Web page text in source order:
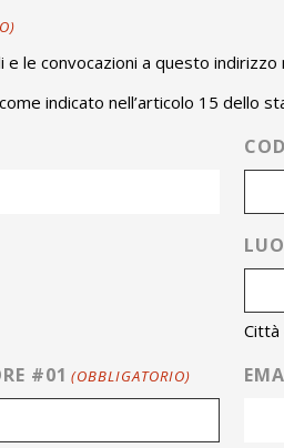
le convocazioni a questo indirizzo
indicato nell’articolo 15 dello
Città
#01 (OBBLIGATORIO)